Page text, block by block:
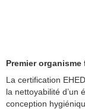
Premier
La certification
la nettoyabilité d’un
conception